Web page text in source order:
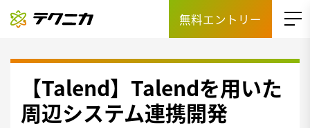
無料エントリー
【Talend】Talendを用いた
周辺システム連携開発